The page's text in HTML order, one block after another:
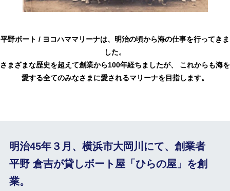
平野ボート / ヨコハママリーナは、明治の頃から海の仕事を行ってきま
した。
さまざまな歴史を超えて創業から100年経ちましたが、
これからも海を
愛する全てのみなさまに愛されるマリーナを目指します。
明治45年３月、横浜市大岡川にて、 創業者
平野 倉吉が貸しボート屋「ひらの屋」を創
業。